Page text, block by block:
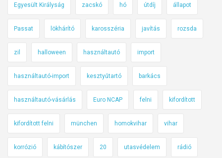
Egyesült Királyság zacskó hó útdíj állapot
Passat lökhárító karosszéria javítás rozsda
zil halloween használtautó import
használtautó-import kesztyűtartó barkács
használtautó-vásárlás Euro NCAP felni kifordított
kifordított felni münchen homokvihar vihar
korrózió kábítószer 20 utasvédelem rádió